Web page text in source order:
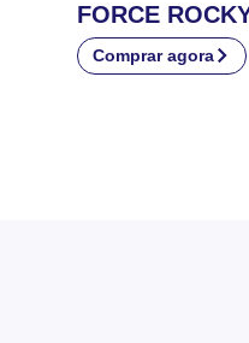
FORCE
Comprar agora